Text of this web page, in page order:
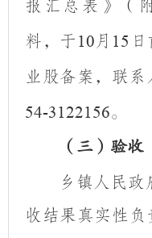
报汇总表》（
料，于 10 月 15
业股备案，联
54-3122156。
（三）验收
乡镇人民
收结果真实性负